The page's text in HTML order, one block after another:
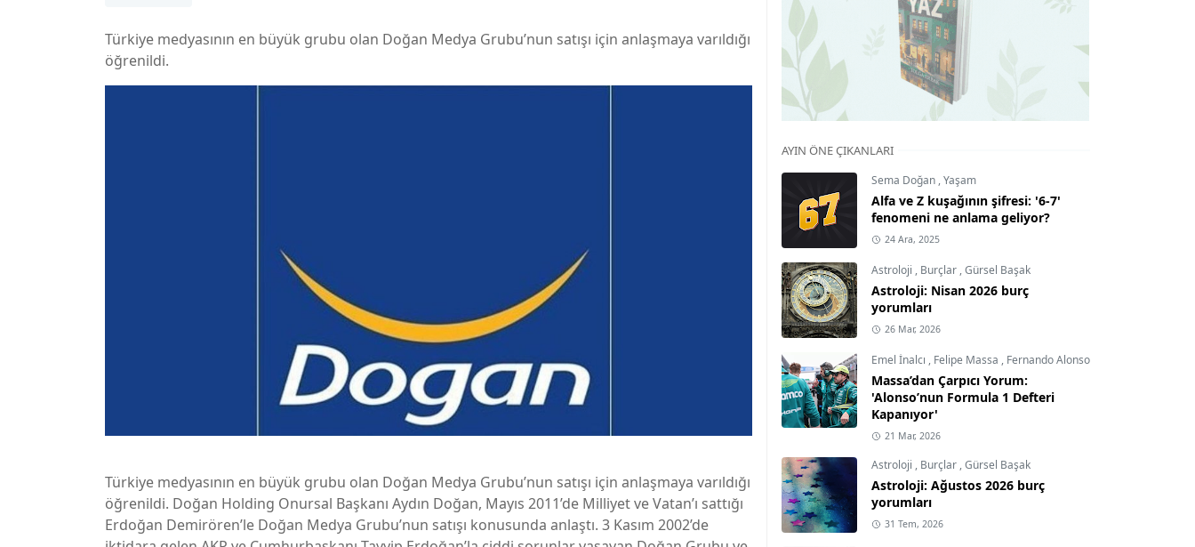
Türkiye medyasının en büyük grubu olan Doğan Medya Grubu’nun satışı için anlaşmaya varıldığı
öğrenildi.
Türkiye medyasının en büyük grubu olan Doğan Medya Grubu’nun satışı için anlaşmaya varıldığı
öğrenildi. Doğan Holding Onursal Başkanı Aydın Doğan, Mayıs 2011’de Milliyet ve Vatan’ı sattığı
Erdoğan Demirören’le Doğan Medya Grubu’nun satışı konusunda anlaştı. 3 Kasım 2002’de
AYIN ÖNE ÇIKANLARI
Sema Doğan ,Yaşam
Alfa ve Z kuşağının şifresi: '6-7'
fenomeni ne anlama geliyor?
24 Ara, 2025
Astroloji , Burçlar ,Gürsel Başak
Astroloji: Nisan 2026 burç
yorumları
26 Mar, 2026
Emel İnalcı , Felipe Massa , Fernando Alonso
Massa’dan Çarpıcı Yorum:
'Alonso’nun Formula 1 Defteri
Kapanıyor'
21 Mar, 2026
Astroloji , Burçlar ,Gürsel Başak
Astroloji: Ağustos 2026 burç
yorumları
31 Tem, 2026